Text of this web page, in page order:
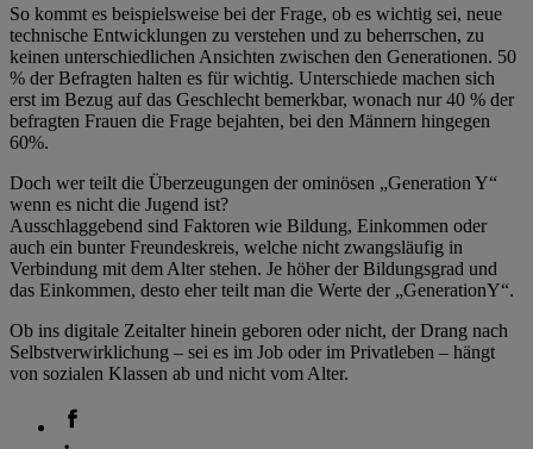
So kommt es beispielsweise bei der Frage, ob es wichtig sei, neue
technische Entwicklungen zu verstehen und zu beherrschen, zu
keinen unterschiedlichen Ansichten zwischen den Generationen. 50
% der Befragten halten es für wichtig. Unterschiede machen sich
erst im Bezug auf das Geschlecht bemerkbar, wonach nur 40 % der
befragten Frauen die Frage bejahten, bei den Männern hingegen
60%.
Doch wer teilt die Überzeugungen der ominösen „Generation Y“
wenn es nicht die Jugend ist?
Ausschlaggebend sind Faktoren wie Bildung, Einkommen oder
auch ein bunter Freundeskreis, welche nicht zwangsläufig in
Verbindung mit dem Alter stehen. Je höher der Bildungsgrad und
das Einkommen, desto eher teilt man die Werte der „GenerationY“.
Ob ins digitale Zeitalter hinein geboren oder nicht, der Drang nach
Selbstverwirklichung – sei es im Job oder im Privatleben – hängt
von sozialen Klassen ab und nicht vom Alter.